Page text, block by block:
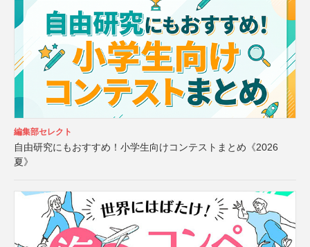
編集部セレクト
自由研究にもおすすめ！小学生向けコンテストまとめ《2026
夏》